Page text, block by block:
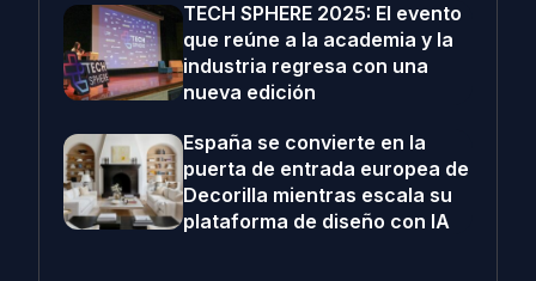
TECH SPHERE 2025: El evento
que reúne a la academia y la
industria regresa con una
nueva edición
España se convierte en la
puerta de entrada europea de
Decorilla mientras escala su
plataforma de diseño con IA